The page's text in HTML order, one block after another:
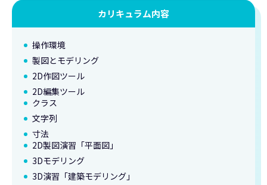
カリキュラム内容
操作環境
製図とモデリング
2D作図ツール
2D編集ツール
クラス
文字列
寸法
2D製図演習「平面図」
3Dモデリング
3D演習「建築モデリング」